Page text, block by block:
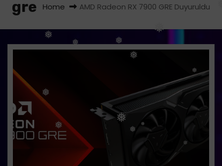
❅
❅ ❅
❅
❅
❅
❅
❅
❅
gre Home AMD Radeon RX 7900 GRE Duyuruldu